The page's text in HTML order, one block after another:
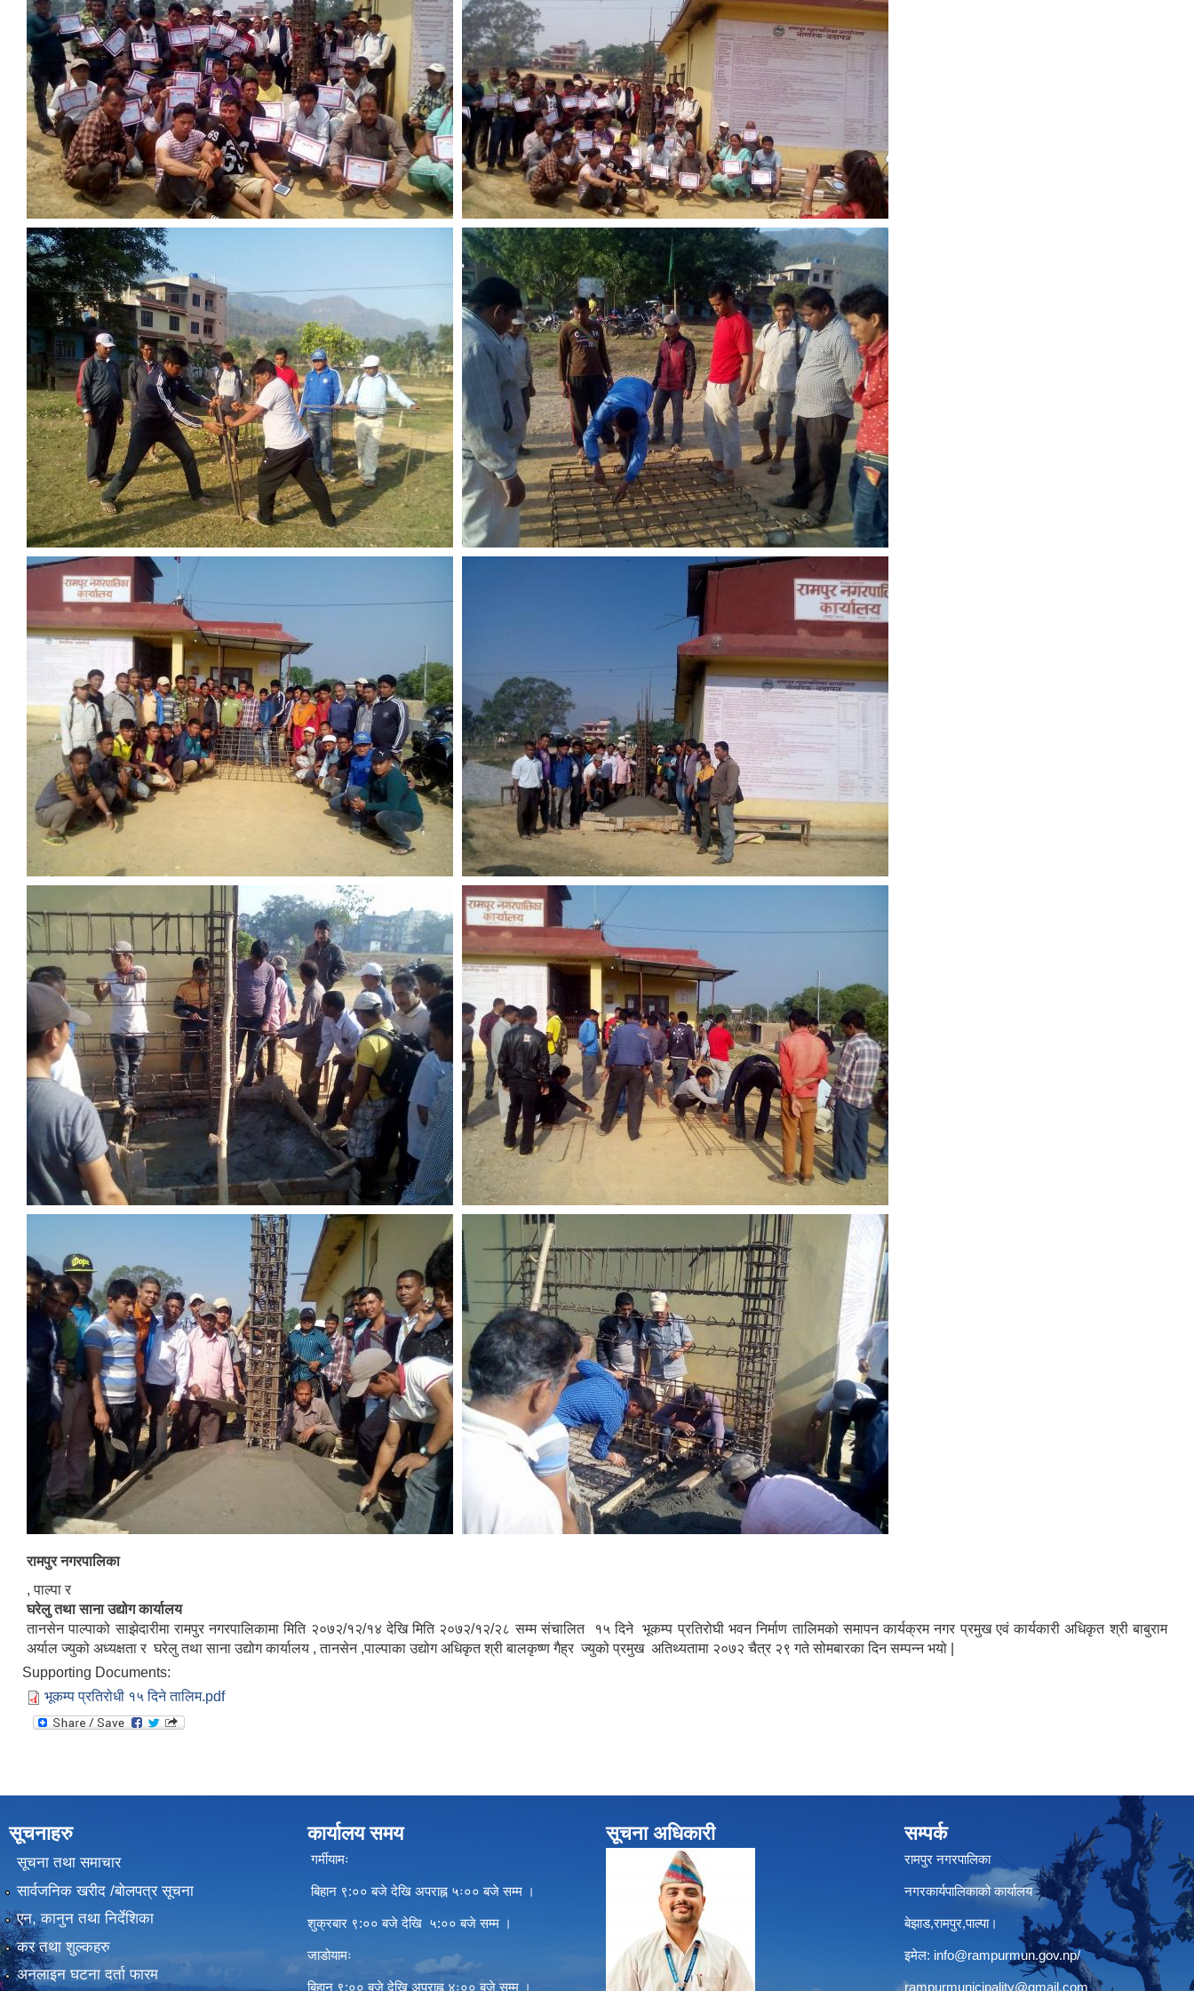
रामपुर नगरपालिका
, पाल्पा र
घरेलु तथा साना उद्योग कार्यालय
तानसेन पाल्पाको साझेदारीमा रामपुर नगरपालिकामा मिति २०७२/१२/१४ देखि मिति २०७२/१२/२८ सम्म संचालित १५ दिने भूकम्प प्रतिरोघी भवन निर्माण तालिमको समापन कार्यक्रम नगर प्रमुख एवं कार्यकारी अधिकृत श्री बाबुराम
अर्याल ज्युको अध्यक्षता र घरेलु तथा साना उद्योग कार्यालय , तानसेन ,पाल्पाका उद्योग अधिकृत श्री बालकृष्ण गैह्र ज्युको प्रमुख अतिथ्यतामा २०७२ चैत्र २९ गते सोमबारका दिन सम्पन्न भयो |
Supporting Documents:
भूकम्प प्रतिरोधी १५ दिने तालिम.pdf
सूचनाहरु
सूचना तथा समाचार
सार्वजनिक खरीद /बोलपत्र सूचना
एन, कानुन तथा निर्देशिका
कर तथा शुल्कहरु
अनलाइन घटना दर्ता फारम
कार्यालय समय
गर्मीयामः
बिहान ९:०० बजे देखि अपराह्न ५ः०० बजे सम्म ।
शुक्रबार ९:०० बजे देखि ५:०० बजे सम्म ।
जाडोयामः
बिहान ९:०० बजे देखि अपराह्न ४ः०० बजे सम्म ।
सूचना अधिकारी सम्पर्क
रामपुर नगरपालिका
नगरकार्यपालिकाको कार्यालय
बेझाड,रामपुर,पाल्पा।
इमेल: info@rampurmun.gov.np/
rampurmunicipality@gmail.com